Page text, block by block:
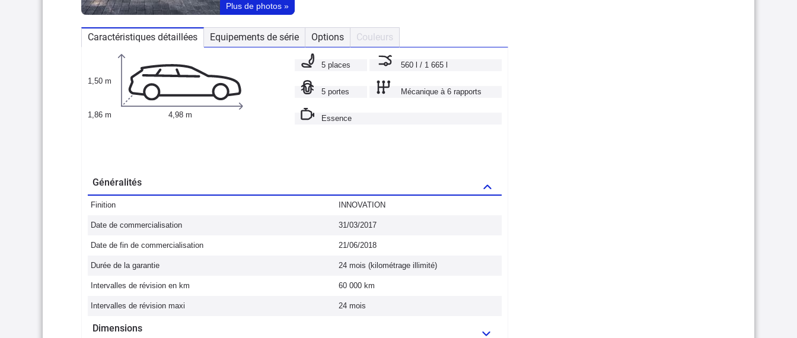
Plus de photos »
Caractéristiques détaillées Equipements de série Options Couleurs
1,50 m
1,86 m 4,98 m
5 places 560 l / 1 665 l
5 portes Mécanique à 6 rapports
Essence
Généralités
Finition INNOVATION
Date de commercialisation 31/03/2017
Date de fin de commercialisation 21/06/2018
Durée de la garantie 24 mois (kilométrage illimité)
Intervalles de révision en km 60 000 km
Intervalles de révision maxi 24 mois
Dimensions